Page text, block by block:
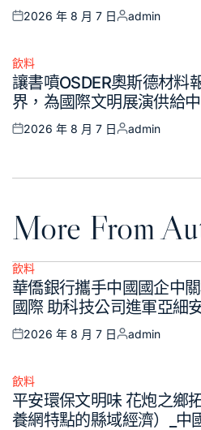
Posted
2026 年 8 月 7 日
Posted
admin
Posted
in
飲料
讓書噴OSDER奧斯德材料
界，為國際文明展演供給
Posted
2026 年 8 月 7 日
Posted
admin
More From
Posted
in
飲料
華僑銀行攜手中國國企中
國際 助科技公司進軍亞細
Posted
2026 年 8 月 7 日
Posted
admin
Posted
in
飲料
平安環保文明味 花炮之鄉
養網特點的縣域經濟）_中